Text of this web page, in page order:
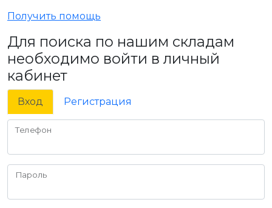
Получить помощь
Для поиска по нашим складам
необходимо войти в личный
кабинет
Вход Регистрация
Телефон
Пароль